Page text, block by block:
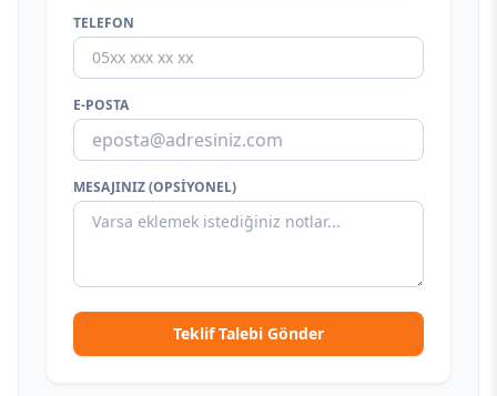
TELEFON
E-POSTA
MESAJINIZ (OPSIYONEL)
Teklif Talebi Gönder